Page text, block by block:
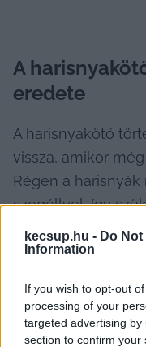
kecsup.hu - Do
Information
If you wish to opt-out
processing of your
targeted advertising
section to confirm your
A
eredete
A harisnyakötő
vissza, amikor
Régen a
szegéllyel, így
amely biztosan a
ered maga a
A középkorban és
harisnyakötő az